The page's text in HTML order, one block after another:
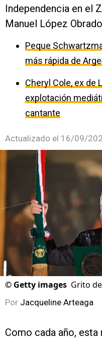
Independencia en el
Manuel López
Peque
más rápida de
Cheryl Cole, ex de
explotación
cantante
Actualizado el 16/09/
© Getty images Grito
Por Jacqueline Arteaga
Como cada año, esta